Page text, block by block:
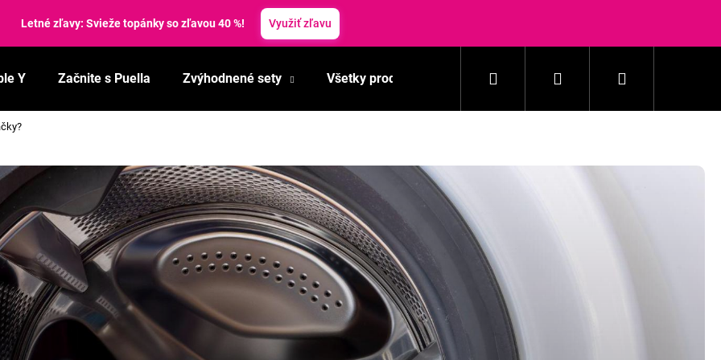
Letné zľavy: Svieže topánky so zľavou 40 %! Využiť zľavu
Y Začnite s Puella Zvýhodnené sety Všetky produkty Pranie Domácnosť
Hľadať PrihlásenieNákupný
Čo potrebujete nájsť?
Odporúčame